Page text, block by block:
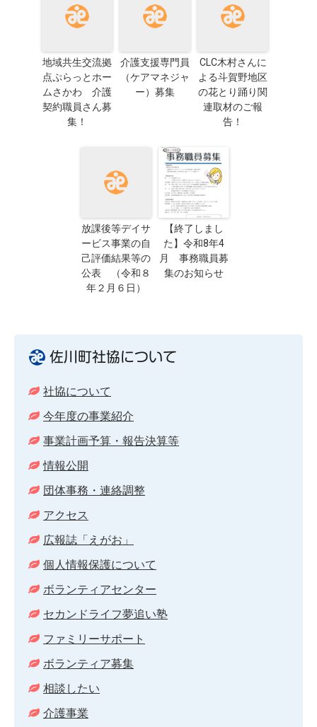
地域共生交流拠
点ぷらっとホー
ムさかわ 介護
契約職員さん募
集！
介護支援専門員
（ケアマネジャ
ー）募集
CLC木村さんに
よる斗賀野地区
の花とり踊り関
連取材のご報
告！
放課後等デイサ
ービス事業の自
己評価結果等の
公表 （令和８
年２月６日）
【終了しまし
た】令和8年4
月 事務職員募
集のお知らせ
佐川町社協について
社協について
今年度の事業紹介
事業計画予算・報告決算等
情報公開
団体事務・連絡調整
アクセス
広報誌「えがお」
個人情報保護について
ボランティアセンター
セカンドライフ夢追い塾
ファミリーサポート
ボランティア募集
相談したい
介護事業